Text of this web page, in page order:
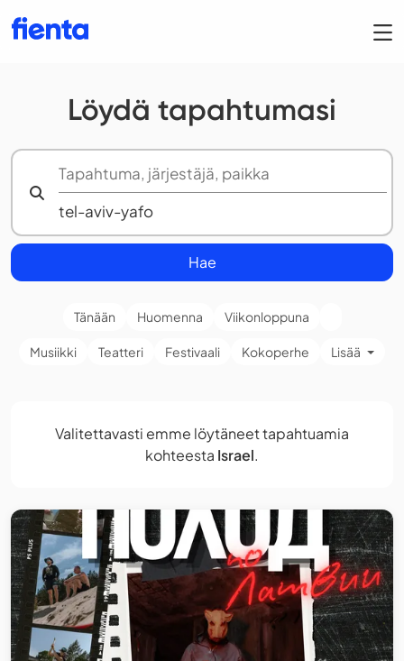
Löydä tapahtumasi
Hae
Tänään Huomenna Viikonloppuna
Musiikki Teatteri Festivaali Kokoperhe Lisää
Valitettavasti emme löytäneet tapahtuamia
kohteesta Israel.